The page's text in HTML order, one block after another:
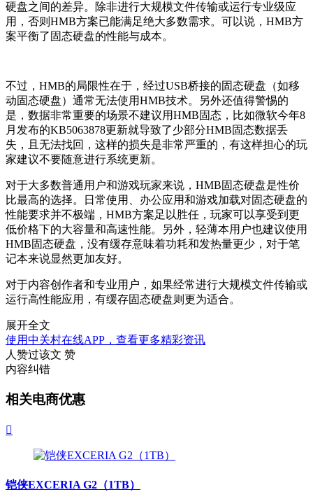
硬盘之间的差异。除非进行大规模文件传输或运行专业级应
用，否则HMB方案已能满足绝大多数需求。可以说，HMB方
案平衡了固态硬盘的性能与成本。
不过，HMB的局限性在于，经过USB桥接的固态硬盘（如移
动固态硬盘）通常无法使用HMB技术。另外还值得警惕的
是，数据非常重要的场景不建议用HMB固态，比如微软今年8
月发布的KB5063878更新就导致了少部分HMB固态数据丢
失，且无法找回，这样的损失是非常严重的，有这样担心的玩
家建议不要随意进行系统更新。
对于大多数普通用户和游戏玩家来说，HMB固态硬盘是性价
比最高的选择。日常使用、办公应用和游戏加载对固态硬盘的
性能要求并不极端，HMB方案足以胜任，玩家可以享受到更
低价格下的大容量和高速性能。另外，轻薄本用户也建议使用
HMB固态硬盘，没有缓存意味着功耗和发热量更少，对于笔
记本来说显然更加友好。
对于内容创作者和专业用户，如果经常进行大规模文件传输或
运行高性能应用，有缓存固态硬盘则更为适合。
展开全文
使用中关村在线APP，查看更多精彩资讯
人赞过该文 赞
内容纠错
相关电商优惠

铠侠EXCERIA G2（1TB）